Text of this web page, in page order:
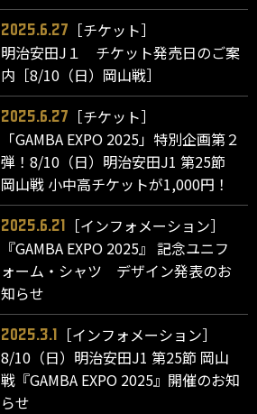
2025.6.27
［チケット］
明治安田J１ チケット発売日のご案
内［8/10（日）岡山戦］
2025.6.27
［チケット］
「GAMBA EXPO 2025」特別企画第２
弾！8/10（日）明治安田J1 第25節
岡山戦 小中高チケットが1,000円！
2025.6.21
［インフォメーション］
『GAMBA EXPO 2025』 記念ユニフ
ォーム・シャツ デザイン発表のお
知らせ
2025.3.1
［インフォメーション］
8/10（日）明治安田J1 第25節 岡山
戦『GAMBA EXPO 2025』開催のお知
らせ